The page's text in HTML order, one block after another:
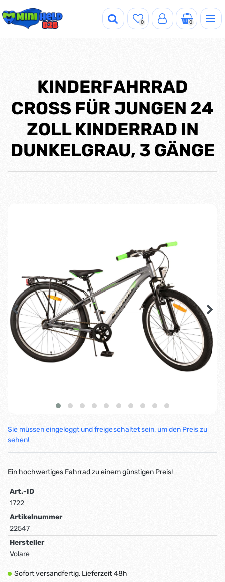
0 0
KINDERFAHRRAD
CROSS FÜR JUNGEN 24
ZOLL KINDERRAD IN
DUNKELGRAU, 3 GÄNGE
Sie müssen eingeloggt und freigeschaltet sein, um den Preis zu
sehen!
Ein hochwertiges Fahrrad zu einem günstigen Preis!
Art.-ID
1722
Artikelnummer
22547
Hersteller
Volare
Sofort versandfertig, Lieferzeit 48h